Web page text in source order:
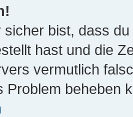
sicher bist, dass
hast und die
vermutlich
Problem beheben